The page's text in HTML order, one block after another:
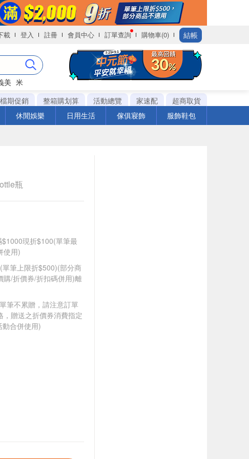
載 登入 註冊 會員中心 訂單查詢 購物車(0) 結帳
美 米
檔期促銷 整箱購划算 活動總覽 家速配
超商取貨
休閒娛樂 日用生活 傢俱寢飾 服飾鞋包
瓶
現折$100(單筆最
使用)
筆上限折$500)(部分商
購/折價券/折扣碼併用)離
筆不累贈，請注意訂單
贈送之折價券消費指定
合併使用)